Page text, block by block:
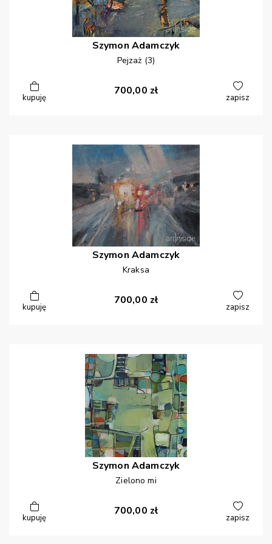
Szymon Adamczyk
Pejzaż (3)
kupuję
700,00 zł
zapisz
Szymon Adamczyk
Kraksa
kupuję
700,00 zł
zapisz
Szymon Adamczyk
Zielono mi
kupuję
700,00 zł
zapisz